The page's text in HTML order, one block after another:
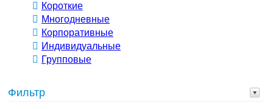
Короткие
Многодневные
Корпоративные
Индивидуальные
Групповые
Фильтр